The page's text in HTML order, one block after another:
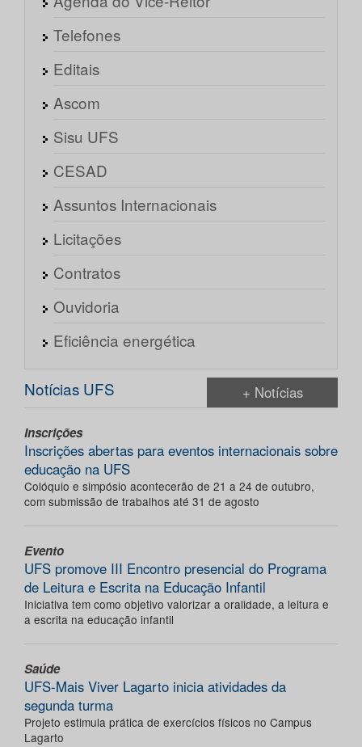
Telefones
Editais
Ascom
Sisu UFS
CESAD
Assuntos Internacionais
Licitações
Contratos
Ouvidoria
Eficiência energética
Notícias UFS + Notícias
Inscrições
Inscrições abertas para eventos internacionais sobre
educação na UFS
Colóquio e simpósio acontecerão de 21 a 24 de outubro,
com submissão de trabalhos até 31 de agosto
Evento
UFS promove III Encontro presencial do Programa
de Leitura e Escrita na Educação Infantil
Iniciativa tem como objetivo valorizar a oralidade, a leitura e
a escrita na educação infantil
Saúde
UFS-Mais Viver Lagarto inicia atividades da
segunda turma
Projeto estimula prática de exercícios físicos no Campus
Lagarto